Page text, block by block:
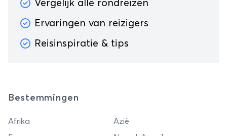
Vergelijk alle rondreizen
Ervaringen van reizigers
Reisinspiratie & tips
Bestemmingen
Afrika
Azië